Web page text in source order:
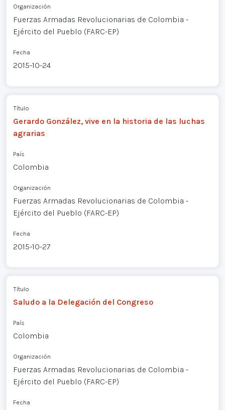
Organización
Fuerzas Armadas Revolucionarias de Colombia -
Ejército del Pueblo (FARC-EP)
Fecha
2015-10-24
Título
Gerardo González, vive en la historia de las luchas
agrarias
País
Colombia
Organización
Fuerzas Armadas Revolucionarias de Colombia -
Ejército del Pueblo (FARC-EP)
Fecha
2015-10-27
Título
Saludo a la Delegación del Congreso
País
Colombia
Organización
Fuerzas Armadas Revolucionarias de Colombia -
Ejército del Pueblo (FARC-EP)
Fecha